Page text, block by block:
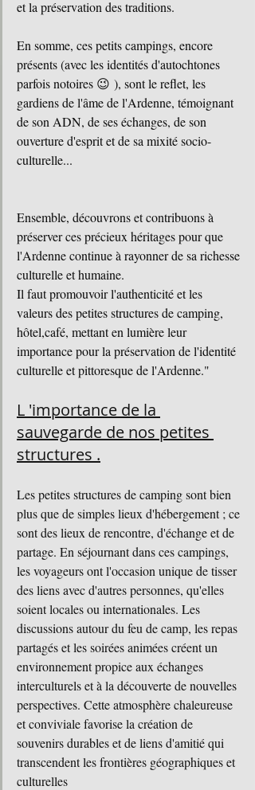
et la préservation des traditions.
En somme, ces petits campings, encore
présents (avec les identités d'autochtones
parfois notoires 😉 ), sont le reflet, les
gardiens de l'âme de l'Ardenne, témoignant
de son ADN, de ses échanges, de son
ouverture d'esprit et de sa mixité socio-
culturelle...
Ensemble, découvrons et contribuons à
préserver ces précieux héritages pour que
l'Ardenne continue à rayonner de sa richesse
culturelle et humaine.
Il faut promouvoir l'authenticité et les
valeurs des petites structures de camping,
hôtel,café, mettant en lumière leur
importance pour la préservation de l'identité
culturelle et pittoresque de l'Ardenne."
L 'importance de la
sauvegarde de nos petites
structures .
Les petites structures de camping sont bien
plus que de simples lieux d'hébergement ; ce
sont des lieux de rencontre, d'échange et de
partage. En séjournant dans ces campings,
les voyageurs ont l'occasion unique de tisser
des liens avec d'autres personnes, qu'elles
soient locales ou internationales. Les
discussions autour du feu de camp, les repas
partagés et les soirées animées créent un
environnement propice aux échanges
interculturels et à la découverte de nouvelles
perspectives. Cette atmosphère chaleureuse
et conviviale favorise la création de
souvenirs durables et de liens d'amitié qui
transcendent les frontières géographiques et
culturelles